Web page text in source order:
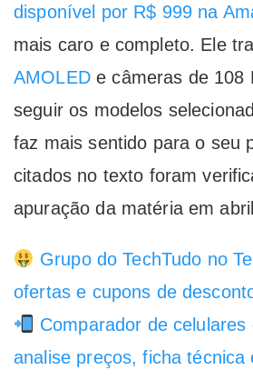
disponível por R$ 999 na
mais caro e completo. Ele
AMOLEDe câmeras de 108
seguir os modelos
faz mais sentido para o seu
citados no texto foram
apuração da matéria em
Grupo do TechTudo no
ofertas e cupons de
Comparador de celulares
analise preços, ficha técnica